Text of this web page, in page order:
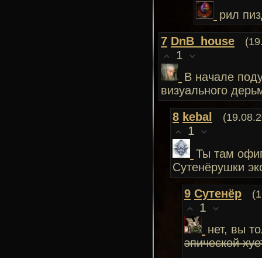
рил
7 DnB_house
1
В начале
визуального
8 kebal
1
Ты там
Сутенёрушки
9 Сутенёр
1
нет, вы
эпической